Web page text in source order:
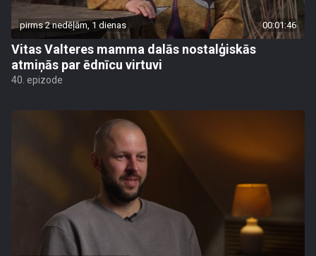
pirms 2 nedēļām, 1 dienas 00:01:46
Vitas Valteres mamma dalās nostalģiskās
atmiņās par ēdnīcu virtuvi
40. epizode